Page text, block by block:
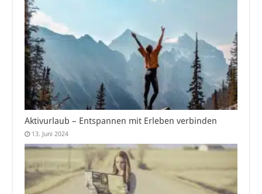
Aktivurlaub – Entspannen mit Erleben verbinden
13. Juni 2024